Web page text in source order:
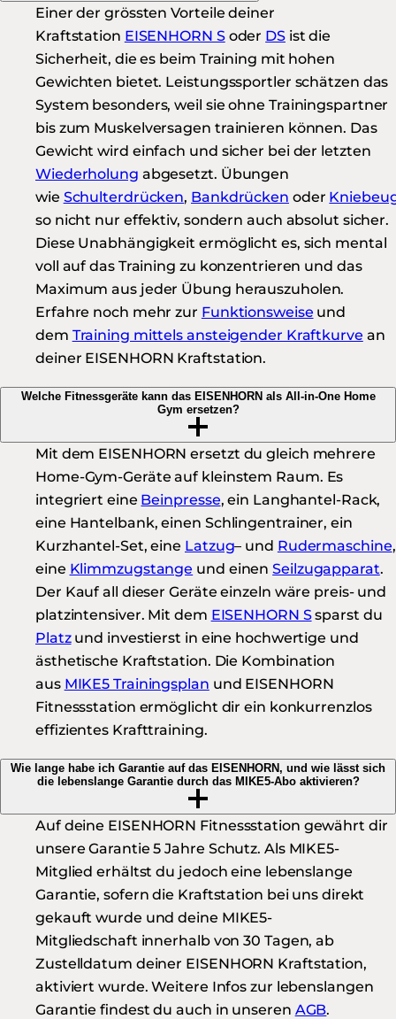
Einer der grössten Vorteile deiner
Kraftstation EISENHORN Soder DSist die
Sicherheit, die es beim Training mit hohen
Gewichten bietet. Leistungssportler schätzen das
System besonders, weil sie ohne Trainingspartner
bis zum Muskelversagen trainieren können. Das
Gewicht wird einfach und sicher bei der letzten
Wiederholung abgesetzt. Übungen
wie Schulterdrücken, Bankdrücken oder
so nicht nur effektiv, sondern auch absolut sicher.
Diese Unabhängigkeit ermöglicht es, sich mental
voll auf das Training zu konzentrieren und das
Maximum aus jeder Übung herauszuholen.
Erfahre noch mehr zur Funktionsweise und
dem Training mittels ansteigender Kraftkurve an
deiner EISENHORN Kraftstation.
Welche Fitnessgeräte kann das EISENHORN als All-in-One Home
Gym ersetzen?
Mit dem EISENHORN ersetzt du gleich mehrere
Home-Gym-Geräte auf kleinstem Raum. Es
integriert eine Beinpresse, ein Langhantel-Rack,
eine Hantelbank, einen Schlingentrainer, ein
Kurzhantel-Set, eine Latzug– und Rudermaschine,
eine Klimmzugstange und einenSeilzugapparat.
Der Kauf all dieser Geräte einzeln wäre preis- und
platzintensiver. Mit dem EISENHORN Ssparst du
Platzund investierst in eine hochwertige und
ästhetische Kraftstation. Die Kombination
aus MIKE5 Trainingsplan und EISENHORN
Fitnessstation ermöglicht dir ein konkurrenzlos
effizientes Krafttraining.
Wie lange habe ich Garantie auf das EISENHORN, und wie lässt sich
die lebenslange Garantie durch das MIKE5-Abo aktivieren?
Auf deine EISENHORN Fitnessstation gewährt dir
unsere Garantie 5 Jahre Schutz. Als MIKE5-
Mitglied erhältst du jedoch eine lebenslange
Garantie, sofern die Kraftstation bei uns direkt
gekauft wurde und deine MIKE5-
Mitgliedschaft innerhalb von 30 Tagen, ab
Zustelldatum deiner EISENHORN Kraftstation,
aktiviert wurde. Weitere Infos zur lebenslangen
Garantie findest du auch in unseren AGB.